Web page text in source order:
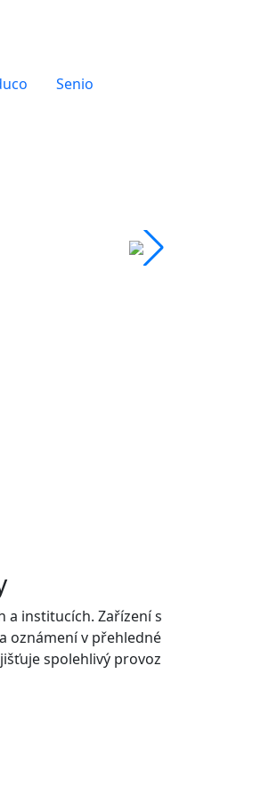
Senio
a institucích. Zařízení s
oznámení v přehledné
spolehlivý provoz